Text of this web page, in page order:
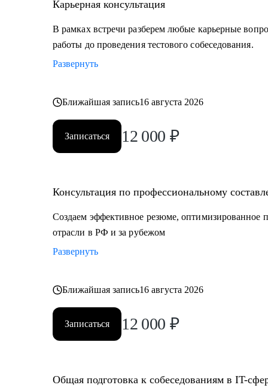
Карьерная консультация
В рамках встречи разберем любые карьерные
работы до проведения тестового собеседования.
Развернуть
Ближайшая запись16 августа 2026
Записаться 12 000 ₽
Консультация по профессиональному
Создаем эффективное резюме, оптимизированное
отрасли в РФ и за рубежом
Развернуть
Ближайшая запись16 августа 2026
Записаться 12 000 ₽
Общая подготовка к собеседованиям в IT-